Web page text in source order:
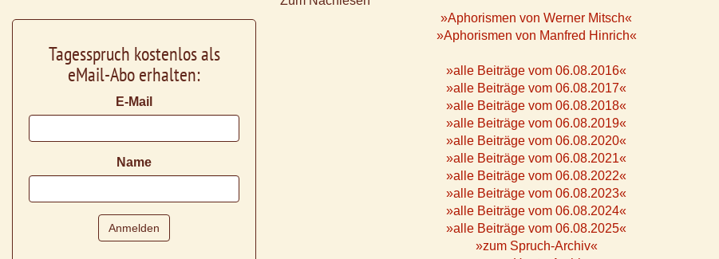
»Aphorismen von Werner Mitsch«
»Aphorismen von Manfred Hinrich«
»alle Beiträge vom 06.08.2016«
»alle Beiträge vom 06.08.2017«
»alle Beiträge vom 06.08.2018«
»alle Beiträge vom 06.08.2019«
»alle Beiträge vom 06.08.2020«
»alle Beiträge vom 06.08.2021«
»alle Beiträge vom 06.08.2022«
»alle Beiträge vom 06.08.2023«
»alle Beiträge vom 06.08.2024«
»alle Beiträge vom 06.08.2025«
»zum Spruch-Archiv«
Tagesspruch kostenlos als
eMail-Abo erhalten:
E-Mail
Name